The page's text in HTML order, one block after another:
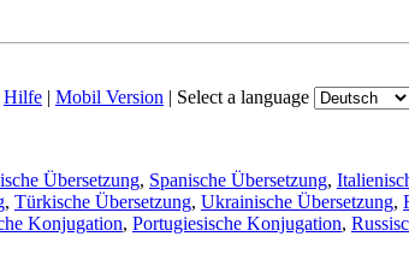
Hilfe | Mobil Version | Select a language
Übersetzung, Spanische Übersetzung,
, Türkische Übersetzung, Ukrainische Übersetzung,
Konjugation, Portugiesische Konjugation,